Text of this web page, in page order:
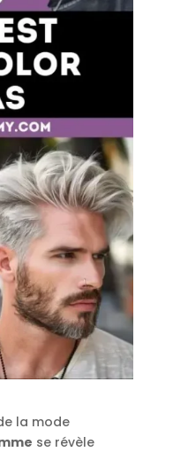
la mode
se révèle